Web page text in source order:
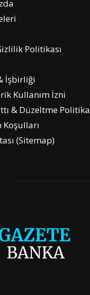
Politikası
İşbirliği
Kullanım İzni
& Düzeltme
Koşulları
(Sitemap)